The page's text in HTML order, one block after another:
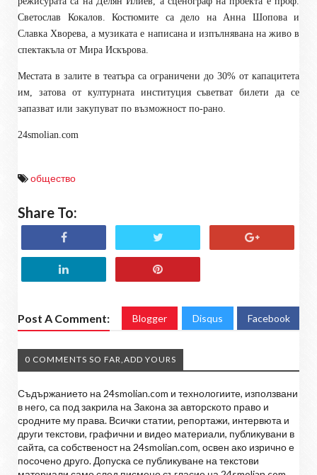
Светослав Кокалов. Костюмите са дело на Анна Шопова и
Славка Хворева, а музиката е написана и изпълнявана на живо в
спектакъла от Мира Искърова.
Местата в залите в театъра са ограничени до 30% от капацитета
им, затова от културната институция съветват билети да се
запазват или закупуват по възможност по-рано.
24smolian.com
общество
Share To:
Post A Comment: Blogger Disqus Facebook
0 COMMENTS SO FAR,ADD YOURS
Съдържанието на 24smolian.com и технологиите, използвани
в него, са под закрила на Закона за авторското право и
сродните му права. Всички статии, репортажи, интервюта и
други текстови, графични и видео материали, публикувани в
сайта, са собственост на 24smolian.com, освен ако изрично е
посочено друго. Допуска се публикуване на текстови